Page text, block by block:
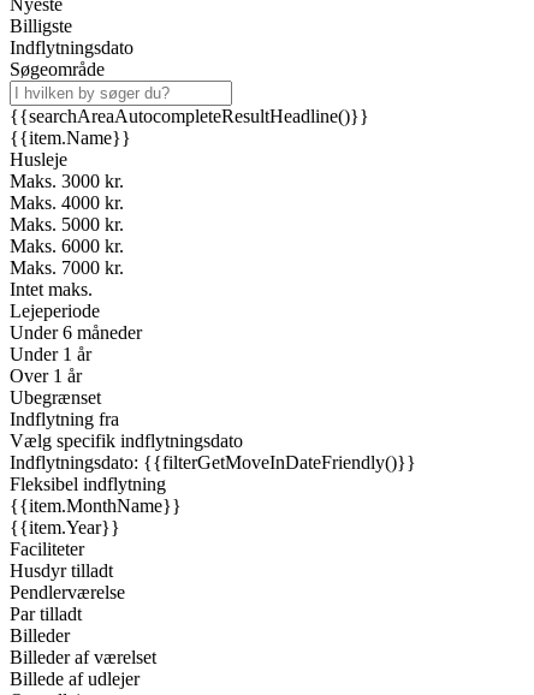
Nyeste
Billigste
Indflytningsdato
Søgeområde
{{searchAreaAutocompleteResultHeadline()}}
{{item.Name}}
Husleje
Maks. 3000 kr.
Maks. 4000 kr.
Maks. 5000 kr.
Maks. 6000 kr.
Maks. 7000 kr.
Intet maks.
Lejeperiode
Under 6 måneder
Under 1 år
Over 1 år
Ubegrænset
Indflytning fra
Vælg specifik indflytningsdato
Indflytningsdato: {{filterGetMoveInDateFriendly()}}
Fleksibel indflytning
{{item.MonthName}}
{{item.Year}}
Faciliteter
Husdyr tilladt
Pendlerværelse
Par tilladt
Billeder
Billeder af værelset
Billede af udlejer